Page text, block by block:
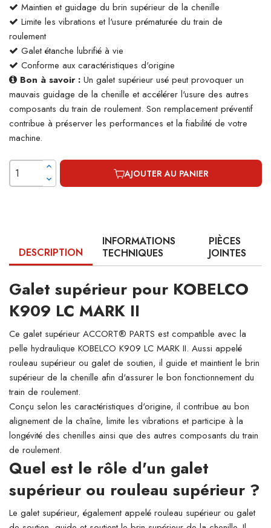
Maintien et guidage du brin supérieur de la chenille
Limite les vibrations et l'usure prématurée du train de
roulement
Galet étanche lubrifié à vie
Conforme aux caractéristiques d'origine
Bon à savoir : Un galet supérieur usé peut provoquer un
mauvais guidage de la chenille et accélérer l'usure des autres
composants du train de roulement. Son remplacement préventif
contribue à préserver les performances et la fiabilité de votre
machine.
AJOUTER AU PANIER
DESCRIPTION
INFORMATIONS
TECHNIQUES
PIÈCES
JOINTES
Galet supérieur pour KOBELCO
K909 LC MARK II
Ce galet supérieur ACCORT® PARTS est compatible avec la
pelle hydraulique KOBELCO K909 LC MARK II. Aussi appelé
rouleau supérieur ou galet de soutien, il guide et maintient le brin
supérieur de la chenille afin d'assurer le bon fonctionnement du
train de roulement.
Conçu selon les caractéristiques d'origine, il contribue au bon
alignement de la chaîne, limite les vibrations et participe à la
longévité des chenilles ainsi que des autres composants du train
de roulement.
Quel est le rôle d'un galet
supérieur ou rouleau supérieur ?
Le galet supérieur, également appelé rouleau supérieur ou galet